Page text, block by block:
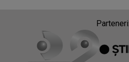
Parteneri: